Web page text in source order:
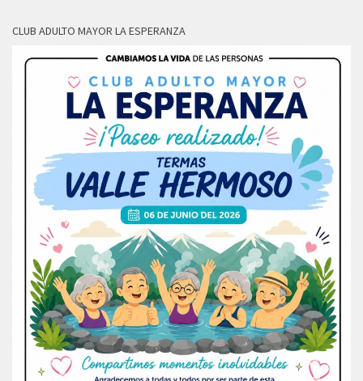
CLUB ADULTO MAYOR LA ESPERANZA